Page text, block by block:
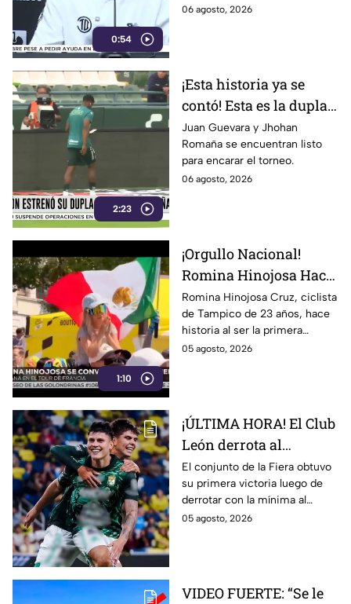
0:54
mexicanos.
06 agosto, 2026
2:23
¡Esta historia ya se
contó! Esta es la dupla
colombiana del Club
León de cara al
Apertura 2026
Juan Guevara y Jhohan
Romaña se encuentran listo
para encarar el torneo.
06 agosto, 2026
1:10
¡Orgullo Nacional!
Romina Hinojosa Hace
Historia en el Tour de
Francia Femenil 2026
Romina Hinojosa Cruz, ciclista
de Tampico de 23 años, hace
historia al ser la primera
mexicana en correr el Tour de
05 agosto, 2026
¡ÚLTIMA HORA! El Club
León derrota al
Nashville SC en la
Leagues Cup; este fue el
resultado
El conjunto de la Fiera obtuvo
su primera victoria luego de
derrotar con la mínima al
cuadro de la MLS.
05 agosto, 2026
VIDEO FUERTE: “Se le